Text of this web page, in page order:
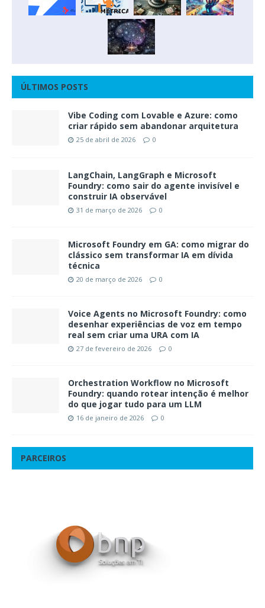
ÚLTIMOS POSTS
Vibe Coding com Lovable e Azure: como
criar rápido sem abandonar arquitetura
25 de abril de 2026 0
LangChain, LangGraph e Microsoft
Foundry: como sair do agente invisível e
construir IA observável
31 de março de 2026 0
Microsoft Foundry em GA: como migrar do
clássico sem transformar IA em dívida
técnica
20 de março de 2026 0
Voice Agents no Microsoft Foundry: como
desenhar experiências de voz em tempo
real sem criar uma URA com IA
27 de fevereiro de 2026 0
Orchestration Workflow no Microsoft
Foundry: quando rotear intenção é melhor
do que jogar tudo para um LLM
16 de janeiro de 2026 0
PARCEIROS